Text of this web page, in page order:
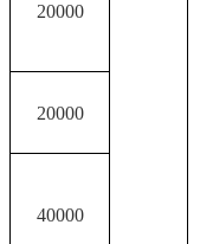
20000
20000
40000